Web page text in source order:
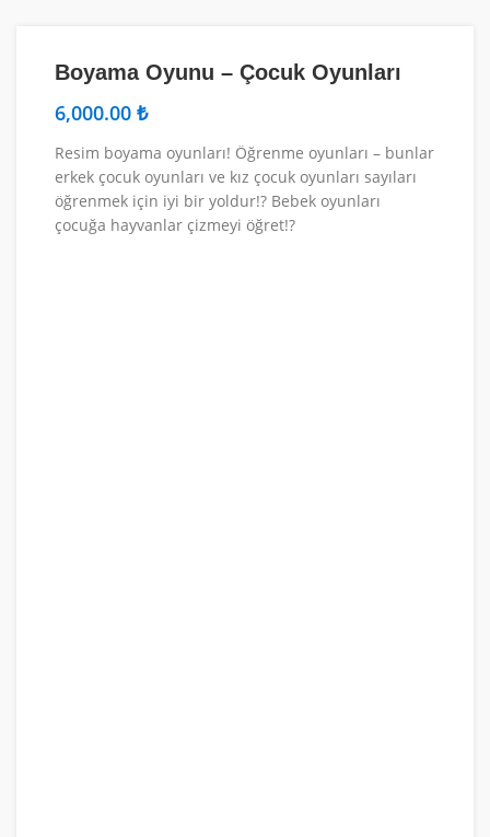
Boyama Oyunu – Çocuk Oyunları
₺
Resim boyama oyunları! Öğrenme oyunları – bunlar
erkek çocuk oyunları ve kız çocuk oyunları sayıları
öğrenmek için iyi bir yoldur!? Bebek oyunları
çocuğa hayvanlar çizmeyi öğret!?